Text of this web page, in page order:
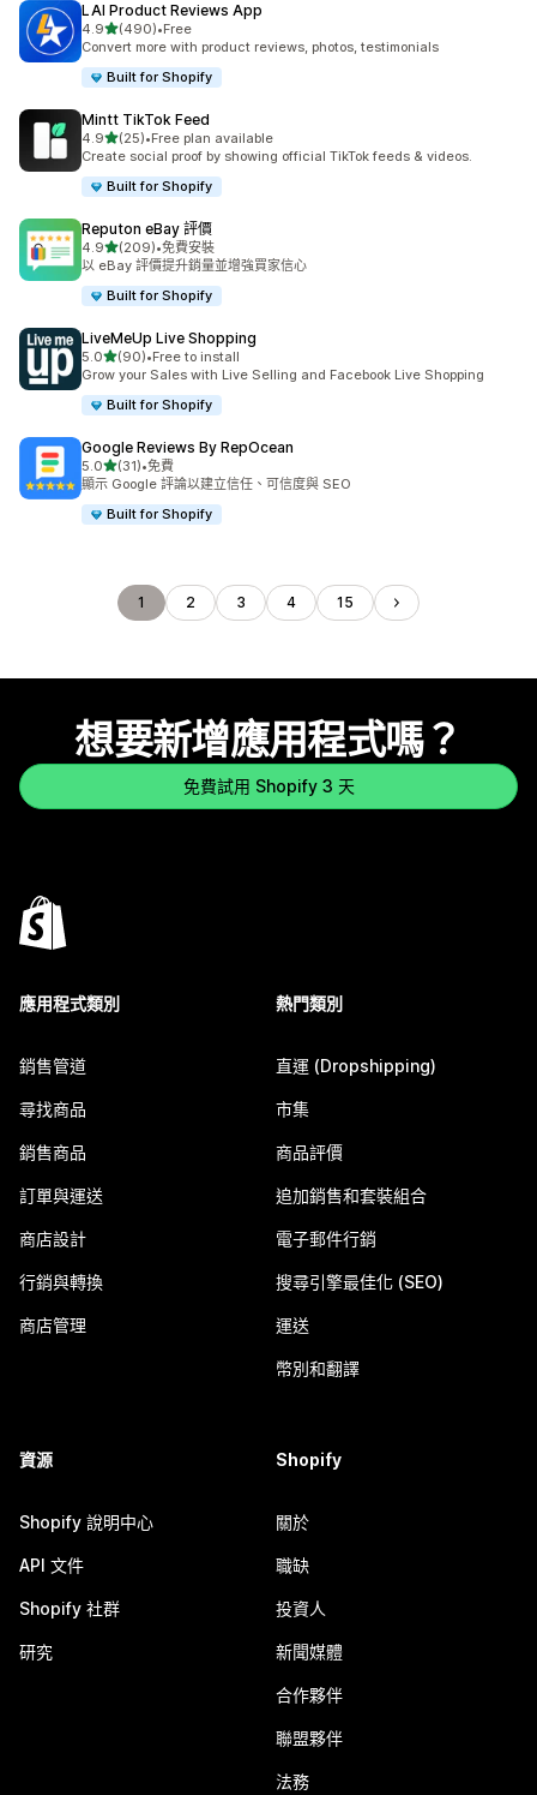
LAI Product Reviews App
4.9滿分 5 顆星
(490)
共有 490 則評價
•Free
Convert more with product reviews, photos, testimonials
Built for Shopify
Mintt TikTok Feed
4.9滿分 5 顆星
(25)
共有 25 則評價
•Free plan available
Create social proof by showing official TikTok feeds & videos.
Built for Shopify
Reputon eBay 評價
4.9滿分 5 顆星
(209)
共有 209 則評價
•免費安裝
以 eBay 評價提升銷量並增強買家信心
Built for Shopify
LiveMeUp Live Shopping
5.0滿分 5 顆星
(90)
共有 90 則評價
•Free to install
Grow your Sales with Live Selling and Facebook Live Shopping
Built for Shopify
Google Reviews By RepOcean
5.0滿分 5 顆星
(31)
共有 31 則評價
•免費
顯示 Google 評論以建立信任、可信度與 SEO
Built for Shopify
1 2 3 4 15
想要新增應用程式嗎？
免費試用 Shopify 3 天
應用程式類別
銷售管道
尋找商品
銷售商品
訂單與運送
商店設計
行銷與轉換
商店管理
熱門類別
直運 (Dropshipping)
市集
商品評價
追加銷售和套裝組合
電子郵件行銷
搜尋引擎最佳化 (SEO)
運送
幣別和翻譯
資源
Shopify 說明中心
API 文件
Shopify 社群
研究
Shopify
關於
職缺
投資人
新聞媒體
合作夥伴
聯盟夥伴
法務